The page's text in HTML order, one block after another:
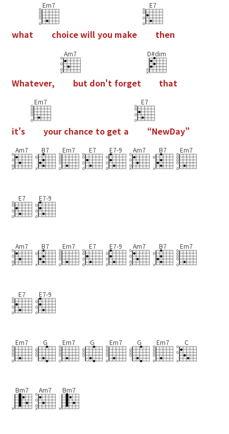
what
Em7
choicewill you make
E7
then
Whatever,
Am7
but don't forget
D#dim
that
it's
Em7
your chance to get a
E7
“NewDay”
Am7 B7 Em7 E7 E7-9 Am7 B7 Em7
E7 E7-9
Am7 B7 Em7 E7 E7-9 Am7 B7 Em7
E7 E7-9
Em7 G Em7 G Em7 G Em7 C
Bm7 Am7 Bm7